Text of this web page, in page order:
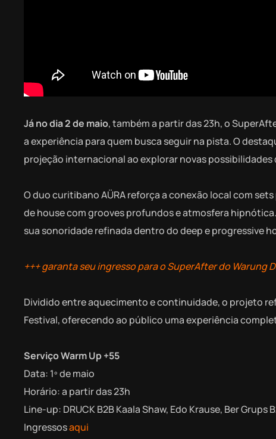
Já no dia 2 de maio, também a partir das 23h, o
a experiência para quem busca seguir na pista. O
projeção internacional ao explorar novas
O duo curitibano AÜRA reforça a conexão local com
de house com grooves profundos e atmosfera
sua sonoridade refinada dentro do deep e progressive
+++ garanta seu ingresso para o SuperAfter do Warung
Dividido entre aquecimento e continuidade, o projeto
Festival, oferecendo ao público uma experiência
Serviço Warm Up +55
Data: 1º de maio
Horário: a partir das 23h
Line-up: DRUCK B2B Kaala Shaw, Edo Krause, Ber Grups
Ingressosaqui